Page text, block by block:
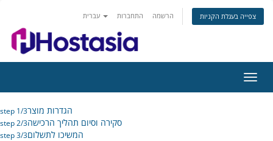
התחברות הרשמה צפייה בעגלת הקניות
ניווט
step 1/3הגדרות מוצר
step 2/3סקירה וסיום תהליך הרכישה
step 3/3המשיכו לתשלום